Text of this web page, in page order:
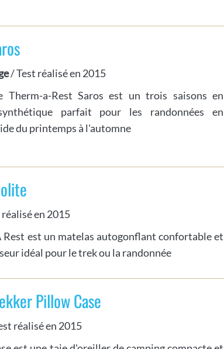
/ Test réalisé en 2015
Therm-a-Rest Saros est un trois saisons en
parfait pour les randonnées en
du printemps à l'automne
en 2015
Rest est un matelas autogonflant confortable et
idéal pour le trek ou la randonnée
Pillow Case
réalisé en 2015